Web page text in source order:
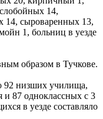
14,
14, сыроваренных 13,
1, больниц в уезде
образом в Тучкове.
92 низших училища,
и 87 одноклассных с 3
в уезде составляло